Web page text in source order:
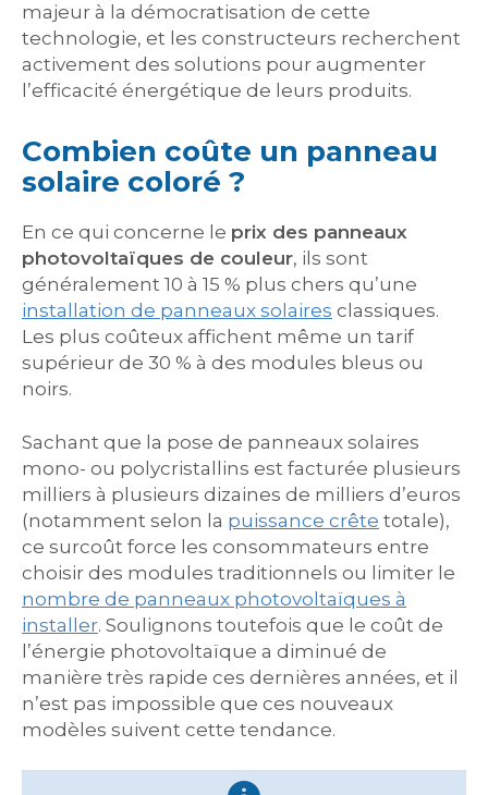
majeur à la démocratisation de cette
technologie, et les constructeurs recherchent
activement des solutions pour augmenter
l’efficacité énergétique de leurs produits.
Combien coûte un panneau
solaire coloré ?
En ce qui concerne le prix des panneaux
photovoltaïques de couleur, ils sont
généralement 10 à 15 % plus chers qu’une
installation de panneaux solaires classiques.
Les plus coûteux affichent même un tarif
supérieur de 30 % à des modules bleus ou
noirs.
Sachant que la pose de panneaux solaires
mono- ou polycristallins est facturée plusieurs
milliers à plusieurs dizaines de milliers d’euros
(notamment selon la puissance crête totale),
ce surcoût force les consommateurs entre
choisir des modules traditionnels ou limiter le
nombre de panneaux photovoltaïques à
installer. Soulignons toutefois que le coût de
l’énergie photovoltaïque a diminué de
manière très rapide ces dernières années, et il
n’est pas impossible que ces nouveaux
modèles suivent cette tendance.